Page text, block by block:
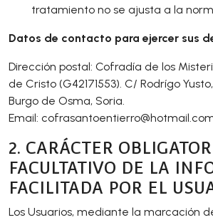
tratamiento no se ajusta a la
Datos de contacto para ejercer sus
Dirección postal: Cofradía de los
de Cristo (G42171553). C/ Rodrígo
Burgo de Osma, Soria.
Email: cofrasantoentierro@
2. CARÁCTER
FACULTATIVO DE LA
FACILITADA POR EL
Los Usuarios, mediante la marcación